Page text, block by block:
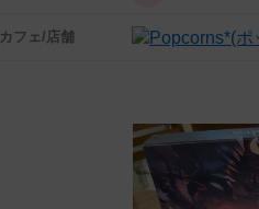
カフェ/店舗